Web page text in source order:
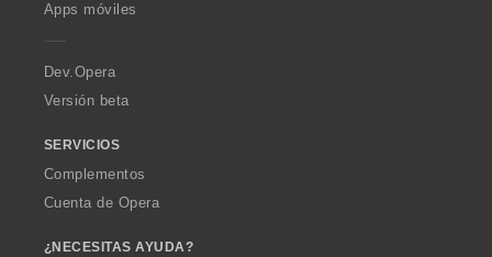
a
Apps móviles
Dev.Opera
Versión beta
SERVICIOS
Complementos
Cuenta de Opera
¿NECESITAS AYUDA?